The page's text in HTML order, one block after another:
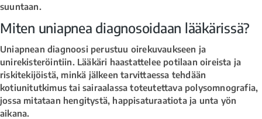
suuntaan.
Miten uniapnea diagnosoidaan lääkärissä?
Uniapnean diagnoosi perustuu oirekuvaukseen ja
unirekisteröintiin. Lääkäri haastattelee potilaan oireista ja
riskitekijöistä, minkä jälkeen tarvittaessa tehdään
kotiunitutkimus tai sairaalassa toteutettava polysomnografia,
jossa mitataan hengitystä, happisaturaatiota ja unta yön
aikana.